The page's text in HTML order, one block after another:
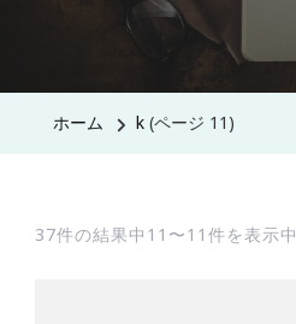
ホーム k (ページ 11)
37件の結果中11〜11件を表示中